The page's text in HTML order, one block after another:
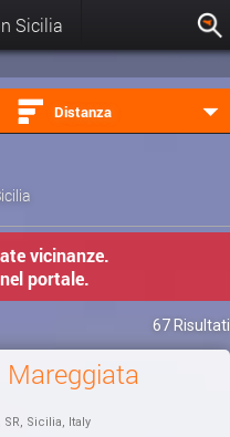
Sicilia
Distanza
vicinanze.
portale.
67 Risultati
, SR, Sicilia, Italy